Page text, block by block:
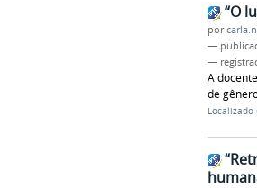
“O
por
—
—
A
de
Localizado